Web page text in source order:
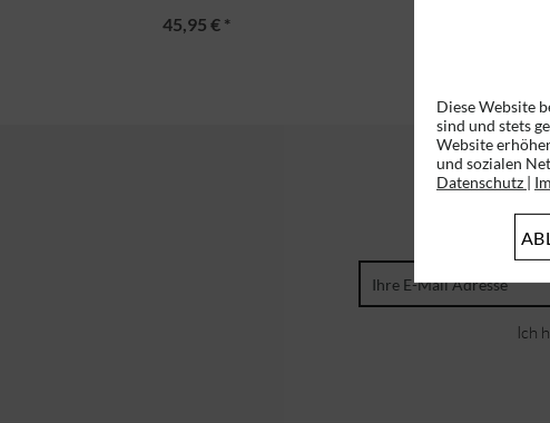
45,95 € *
Ich
Diese Website
sind und stets
Website
und sozialen
Datenschutz |